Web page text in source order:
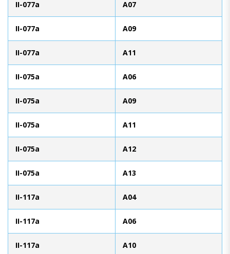
II-077a A07
II-077a A09
II-077a A11
II-075a A06
II-075a A09
II-075a A11
II-075a A12
II-075a A13
II-117a A04
II-117a A06
II-117a A10